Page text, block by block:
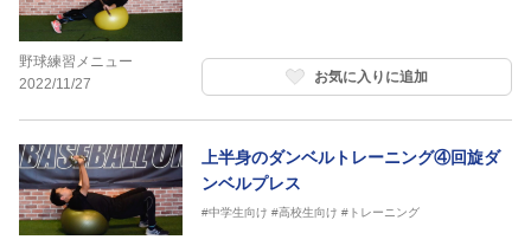
野球練習メニュー
2022/11/27
お気に入りに追加
上半身のダンベルトレーニング④回旋ダ
ンベルプレス
#中学生向け #高校生向け #トレーニング